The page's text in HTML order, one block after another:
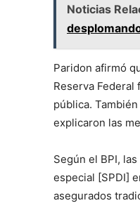
Noticias
Paridon afirmó
Reserva
pública.
explicaron las
Según el BPI,
especial [SPDI]
asegurados